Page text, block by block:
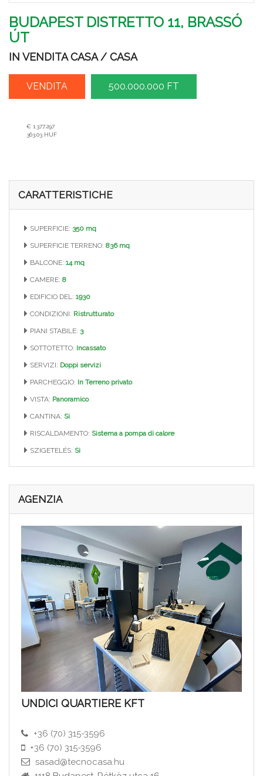
BUDAPEST DISTRETTO 11, BRASSÓ
ÚT
IN VENDITA CASA / CASA
VENDITA 500.000.000 FT
€ 1.377.297
363.03 HUF
CARATTERISTICHE
SUPERFICIE: 350 mq
SUPERFICIE TERRENO: 836 mq
BALCONE: 14 mq
CAMERE: 8
EDIFICIO DEL: 1930
CONDIZIONI: Ristrutturato
PIANI STABILE: 3
SOTTOTETTO: Incassato
SERVIZI: Doppi servizi
PARCHEGGIO: In Terreno privato
VISTA: Panoramico
CANTINA: Si
RISCALDAMENTO: Sistema a pompa di calore
SZIGETELÉS: Si
AGENZIA
UNDICI QUARTIERE KFT
+36 (70) 315-3596
+36 (70) 315-3596
sasad@tecnocasa.hu